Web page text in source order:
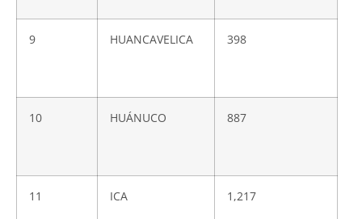
9 HUANCAVELICA 398
10 HUÁNUCO 887
11 ICA 1,217